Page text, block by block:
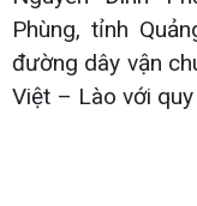
Phùng, tỉnh
đường dây vận
Việt – Lào với